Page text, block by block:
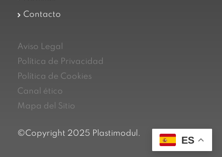
Contacto
Aviso Legal
Política de Privacidad
Política de Cookies
Canal ético
Mapa del Sitio
©Copyright 2025 Plastimodul.
ES